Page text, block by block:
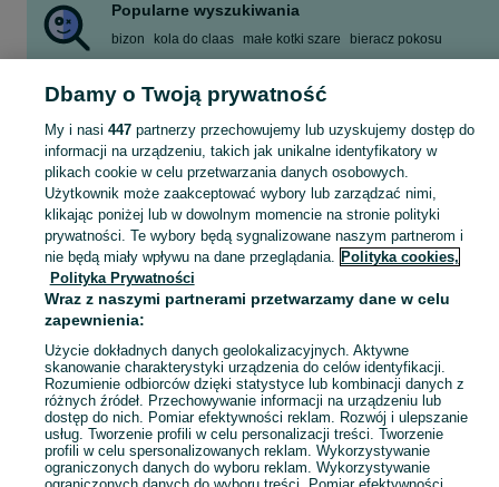
Popularne wyszukiwania
bizon kola do claas małe kotki szare
bieracz pokosu
podest do rusztowania choinkowego
Zobacz Więcej
Skorzystaj z największego serwisu ogłoszeniowego - Boniewo i okolice! Kupuj to, czego pragniesz i sprzedawaj to, czego już nie potrzebujesz!
Mapa kategorii
Mapa miejscowości
Mapa ministron
Popularne wyszukiwania
Dbamy o Twoją prywatność
My i nasi 447partnerzy przechowujemy lub uzyskujemy dostęp do
informacji na urządzeniu, takich jak unikalne identyfikatory w
plikach cookie w celu przetwarzania danych osobowych.
Użytkownik może zaakceptować wybory lub zarządzać nimi,
klikając poniżej lub w dowolnym momencie na stronie polityki
prywatności. Te wybory będą sygnalizowane naszym partnerom i
nie będą miały wpływu na dane przeglądania. Polityka cookies,
Polityka Prywatności
Wraz z naszymi partnerami przetwarzamy dane w celu
zapewnienia:
Użycie dokładnych danych geolokalizacyjnych. Aktywne
skanowanie charakterystyki urządzenia do celów identyfikacji.
Rozumienie odbiorców dzięki statystyce lub kombinacji danych z
różnych źródeł. Przechowywanie informacji na urządzeniu lub
dostęp do nich. Pomiar efektywności reklam. Rozwój i ulepszanie
usług. Tworzenie profili w celu personalizacji treści. Tworzenie
profili w celu spersonalizowanych reklam. Wykorzystywanie
ograniczonych danych do wyboru reklam. Wykorzystywanie